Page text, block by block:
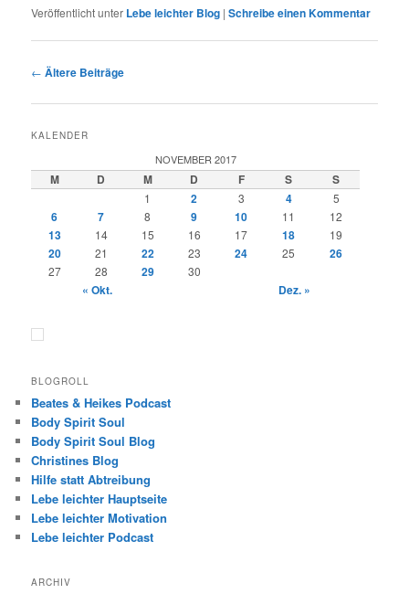
Veröffentlicht unter Lebe leichter Blog |Schreibe einen Kommentar
Beitragsnavigation
← Ältere Beiträge
KALENDER
NOVEMBER 2017
M D M D F S S
1 2 3 4 5
6 7 8 9 10 11 12
13 14 15 16 17 18 19
20 21 22 23 24 25 26
27 28 29 30
« Okt. Dez. »
BLOGROLL
Beates & Heikes Podcast
Body Spirit Soul
Body Spirit Soul Blog
Christines Blog
Hilfe statt Abtreibung
Lebe leichter Hauptseite
Lebe leichter Motivation
Lebe leichter Podcast
ARCHIV